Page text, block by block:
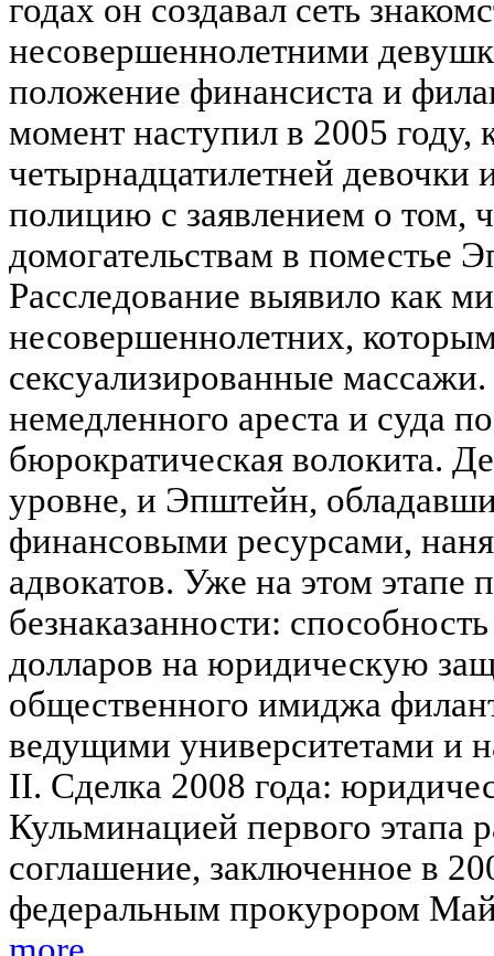
годах он создавал сеть
несовершеннолетними
положение финансиста и
момент наступил в 2005 году,
четырнадцатилетней девочки
полицию с заявлением о том,
домогательствам в поместье
Расследование выявило как
несовершеннолетних,
сексуализированные
немедленного ареста и суда
бюрократическая волокита.
уровне, и Эпштейн,
финансовыми ресурсами,
адвокатов. Уже на этом этапе
безнаказанности:
долларов на юридическую
общественного имиджа
ведущими университетами и
II. Сделка 2008 года:
Кульминацией первого этапа
соглашение, заключенное в
федеральным прокурором